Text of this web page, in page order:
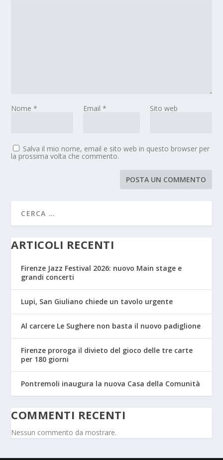
Nome* Email * Sito web
Salva il mio nome, email e sito web in questo browser per
la prossima volta che commento.
ARTICOLI RECENTI
Firenze Jazz Festival 2026: nuovo Main stage e
grandi concerti
Lupi, San Giuliano chiede un tavolo urgente
Al carcere Le Sughere non basta il nuovo padiglione
Firenze proroga il divieto del gioco delle tre carte
per 180 giorni
Pontremoli inaugura la nuova Casa della Comunità
COMMENTI RECENTI
Nessun commento da mostrare.